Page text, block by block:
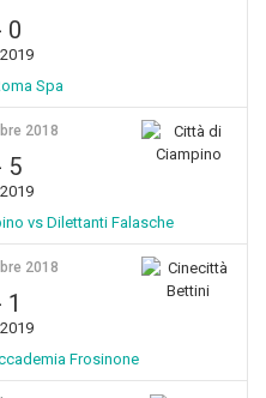
0
Spa
2018
5
vs Dilettanti Falasche
2018
1
Frosinone